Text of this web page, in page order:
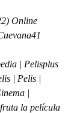
Online
| Pelis |
|
la película